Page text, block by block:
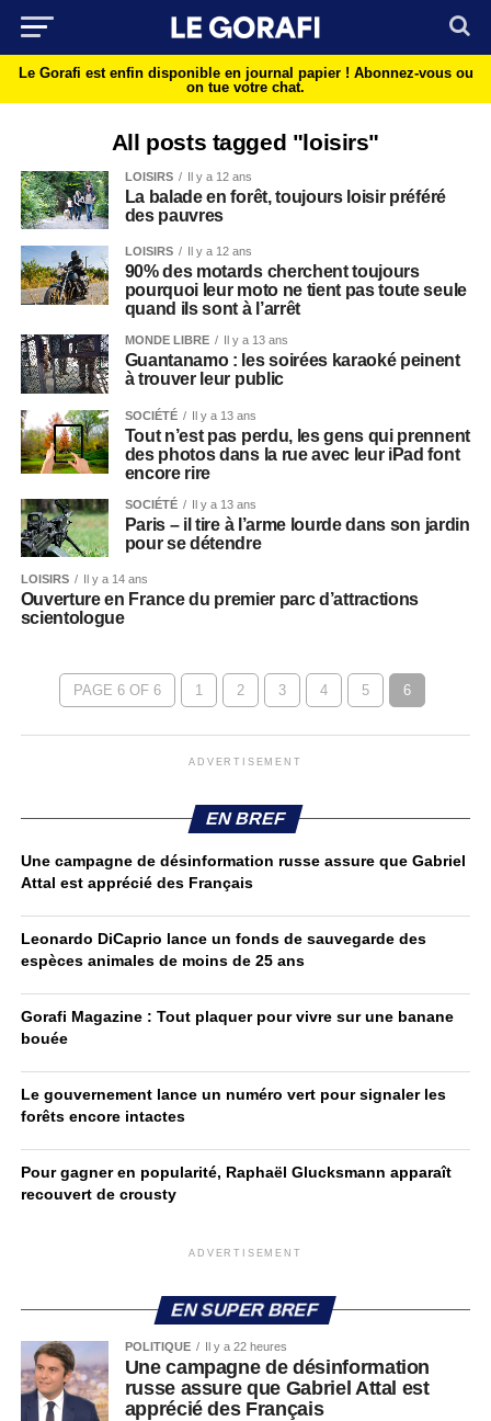
Le Gorafi est enfin disponible en journal papier ! Abonnez-vous ou
on tue votre chat.
All posts tagged "loisirs"
LOISIRS Il y a 12 ans
La balade en forêt, toujours loisir préféré
des pauvres
LOISIRS Il y a 12 ans
90% des motards cherchent toujours
pourquoi leur moto ne tient pas toute seule
quand ils sont à l’arrêt
MONDE LIBRE Il y a 13 ans
Guantanamo : les soirées karaoké peinent
à trouver leur public
SOCIÉTÉ Il y a 13 ans
Tout n’est pas perdu, les gens qui prennent
des photos dans la rue avec leur iPad font
encore rire
SOCIÉTÉ Il y a 13 ans
Paris – il tire à l’arme lourde dans son jardin
pour se détendre
LOISIRS Il y a 14 ans
Ouverture en France du premier parc d’attractions
scientologue
PAGE 6 OF 6 1 2 3 4 5 6
ADVERTISEMENT
EN BREF
Une campagne de désinformation russe assure que Gabriel
Attal est apprécié des Français
Leonardo DiCaprio lance un fonds de sauvegarde des
espèces animales de moins de 25 ans
Gorafi Magazine : Tout plaquer pour vivre sur une banane
bouée
Le gouvernement lance un numéro vert pour signaler les
forêts encore intactes
Pour gagner en popularité, Raphaël Glucksmann apparaît
recouvert de crousty
ADVERTISEMENT
EN SUPER BREF
POLITIQUE Il y a 22 heures
Une campagne de désinformation
russe assure que Gabriel Attal est
apprécié des Français